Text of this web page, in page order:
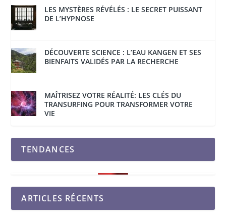
LES MYSTÈRES RÉVÉLÉS : LE SECRET PUISSANT
DE L’HYPNOSE
DÉCOUVERTE SCIENCE : L’EAU KANGEN ET SES
BIENFAITS VALIDÉS PAR LA RECHERCHE
MAÎTRISEZ VOTRE RÉALITÉ: LES CLÉS DU
TRANSURFING POUR TRANSFORMER VOTRE
VIE
TENDANCES
ARTICLES RÉCENTS